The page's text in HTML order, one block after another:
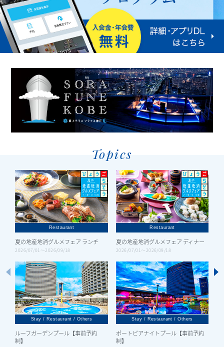
Topics
Restaurant
夏の地産地消グルメフェア ランチ
2026/07/01〜2026/09/18
Restaurant
夏の地産地消グルメフェア ディナー
2026/07/01〜2026/09/18
Stay / Restaurant / Others
ルーフガーデンプール【事前予約
制】
Stay / Restaurant /Others
ポートピアナイトプール【事前予約
制】